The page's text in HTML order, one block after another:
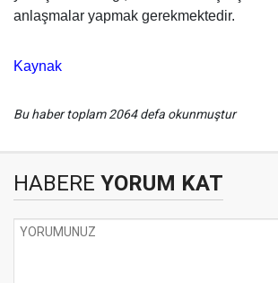
anlaşmalar yapmak gerekmektedir.
Kaynak
Bu haber toplam 2064 defa okunmuştur
HABERE YORUM KAT